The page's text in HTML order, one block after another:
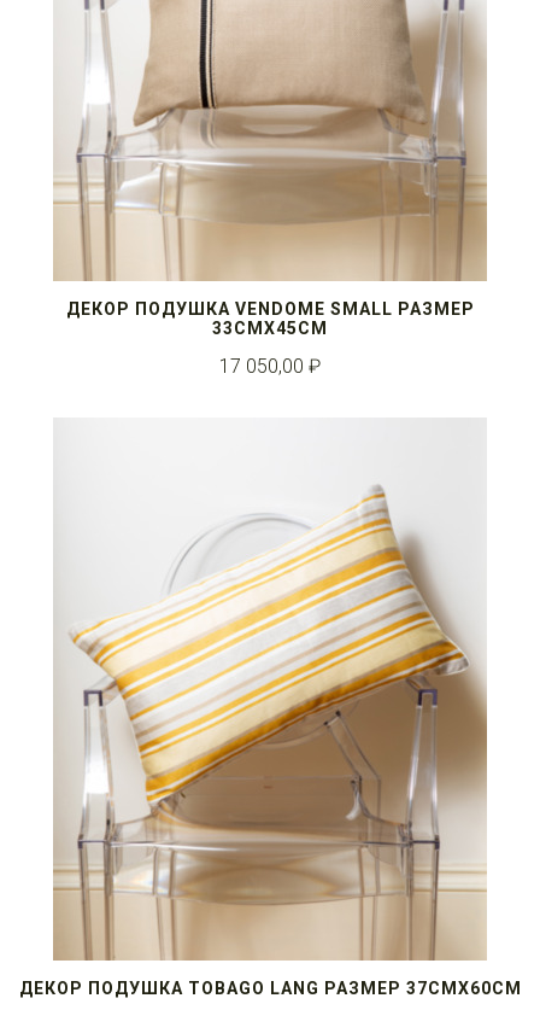
ДЕКОР ПОДУШКА VENDOME SMALL РАЗМЕР
33СМX45СМ
17 050,00 ₽
ДЕКОР ПОДУШКА TOBAGO LANG РАЗМЕР 37СМX60СМ